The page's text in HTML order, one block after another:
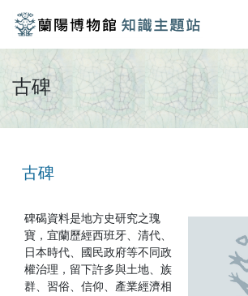
古碑
古碑
碑碣資料是地方史研究之瑰
寶，宜蘭歷經西班牙、清代、
日本時代、國民政府等不同政
權治理，留下許多與土地、族
群、習俗、信仰、產業經濟相